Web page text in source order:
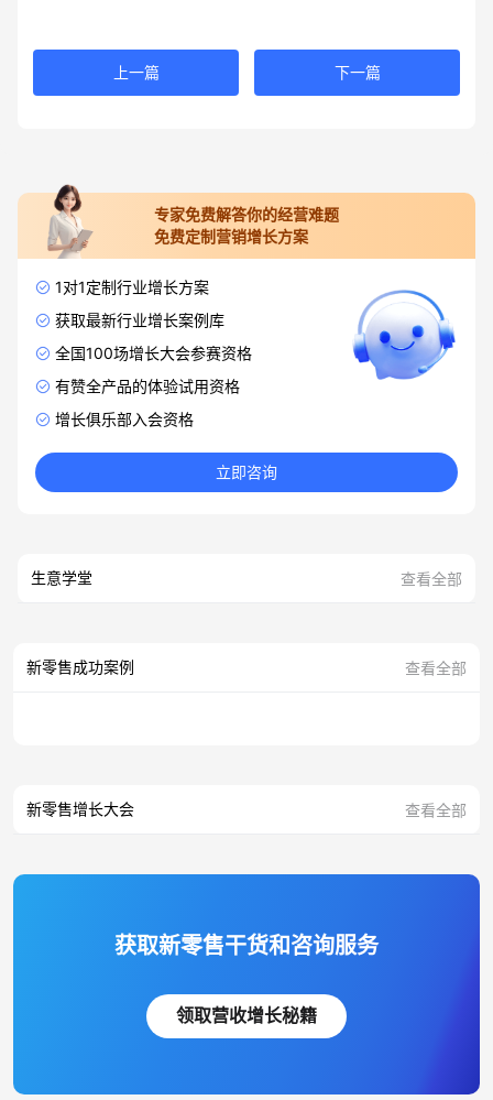
上一篇 下一篇
专家免费解答你的经营难题
免费定制营销增长方案
1对1定制行业增长方案
获取最新行业增长案例库
全国100场增长大会参赛资格
有赞全产品的体验试用资格
增长俱乐部入会资格
立即咨询
生意学堂 查看全部
新零售成功案例 查看全部
新零售增长大会 查看全部
获取新零售干货和咨询服务
领取营收增长秘籍